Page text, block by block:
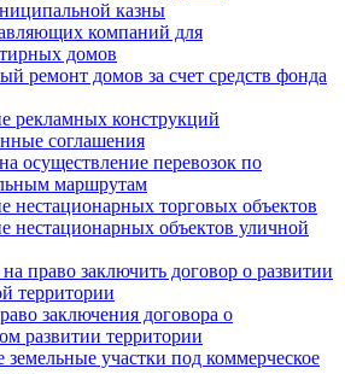
казны
компаний для
домов
ремонт домов за счет средств фонда
рекламных конструкций
соглашения
осуществление перевозок по
маршрутам
нестационарных торговых объектов
нестационарных объектов уличной
право заключить договор о развитии
территории
заключения договора о
развитии территории
участки под коммерческое